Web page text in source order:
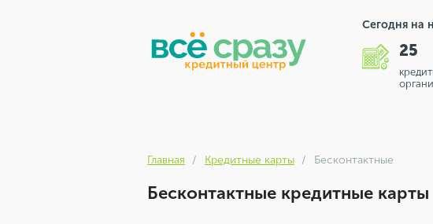
Сегодня на
25
Главная Кредитные карты Бесконтактные
Бесконтактные кредитные